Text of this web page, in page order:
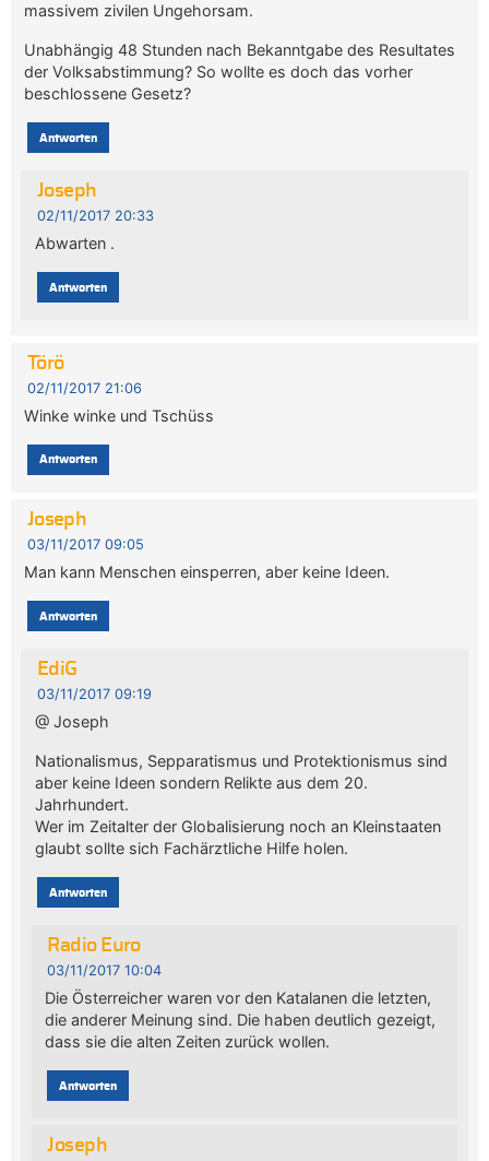
massivem zivilen Ungehorsam.
Unabhängig 48 Stunden nach Bekanntgabe des Resultates
der Volksabstimmung? So wollte es doch das vorher
beschlossene Gesetz?
Antworten
Joseph
02/11/2017 20:33
Abwarten .
Antworten
Törö
02/11/2017 21:06
Winke winke und Tschüss
Antworten
Joseph
03/11/2017 09:05
Man kann Menschen einsperren, aber keine Ideen.
Antworten
EdiG
03/11/2017 09:19
@ Joseph
Nationalismus, Sepparatismus und Protektionismus sind
aber keine Ideen sondern Relikte aus dem 20.
Jahrhundert.
Wer im Zeitalter der Globalisierung noch an Kleinstaaten
glaubt sollte sich Fachärztliche Hilfe holen.
Antworten
Radio Euro
03/11/2017 10:04
Die Österreicher waren vor den Katalanen die letzten,
die anderer Meinung sind. Die haben deutlich gezeigt,
dass sie die alten Zeiten zurück wollen.
Antworten
Joseph